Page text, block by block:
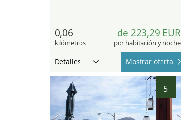
0,06
kilómetros
de 223,29 EUR
por habitación y noche
Detalles Mostrar oferta
5